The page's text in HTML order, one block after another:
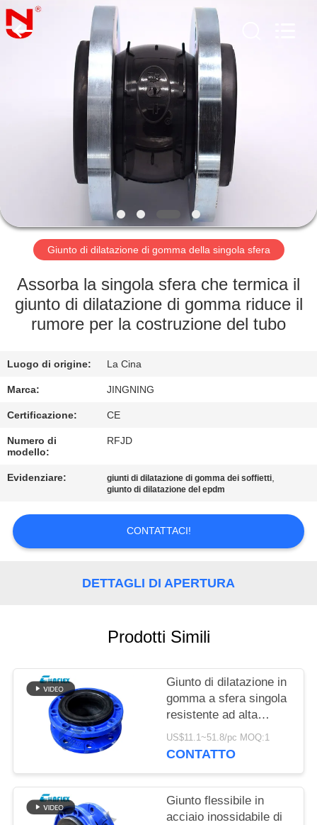
PRODOTTI
MOSTRA
CIRCA
NOI
GIRO
DELLA
CONTROLLO
DI
QUALITÀ
CONTATTICI
NOTIZIE
MAPPA
DEL
POLITICA
SULLA
PRIVACY
2026
Shanghai
Songjiang
Jingning
Giunto di dilatazione di gomma della singola sfera
Assorba la singola sfera che termica il
giunto di dilatazione di gomma riduce il
rumore per la costruzione del tubo
Luogo di origine: La Cina
Marca: JINGNING
Certificazione: CE
Numero di
modello:
RFJD
Evidenziare: giunti di dilatazione di gomma dei soffietti,
giunto di dilatazione del epdm
CONTATTACI!
DETTAGLI DI APERTURA
Prodotti Simili
Giunto di dilatazione in
gomma a sfera singola
resistente ad alta
pressione in tubazioni
personalizzate
US$11.1~51.8/pc MOQ:1
CONTATTO
Giunto flessibile in
acciaio inossidabile di